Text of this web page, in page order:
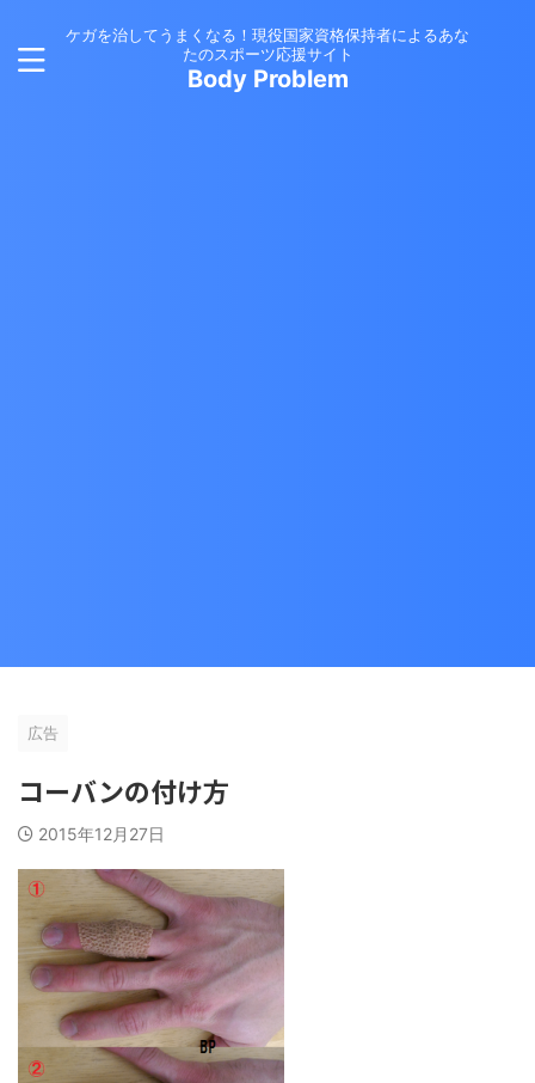
ケガを治してうまくなる！現役国家資格保持者によるあな
たのスポーツ応援サイト
Body Problem
広告
コーバンの付け方
2015年12月27日